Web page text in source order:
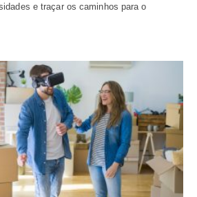
e traçar os caminhos para o